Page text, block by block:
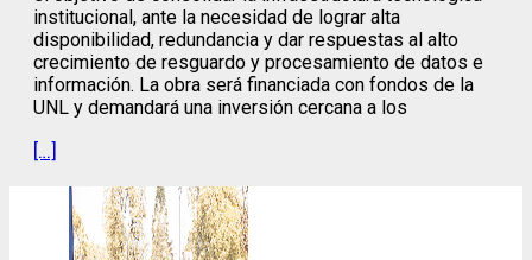
institucional, ante la necesidad de lograr alta
disponibilidad, redundancia y dar respuestas al alto
crecimiento de resguardo y procesamiento de datos e
información. La obra será financiada con fondos de la
UNL y demandará una inversión cercana a los
[…]